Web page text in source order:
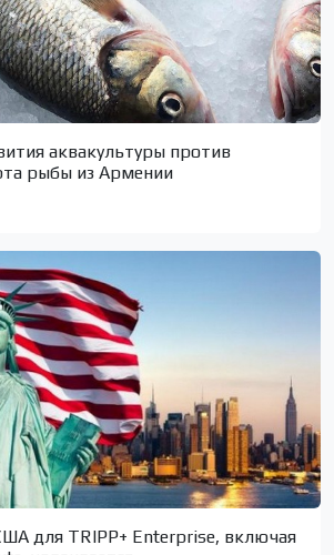
аквакультуры против
рыбы из Армении
для TRIPP+ Enterprise, включая